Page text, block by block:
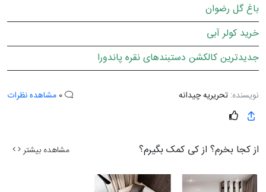
باغ گل رضوان
خرید کولر آبی
جدیدترین کالکشن دستبندهای نقره پاندورا
نویسنده: تحریریه چیدانه مشاهده نظرات
از کجا بخرم؟ از کی کمک بگیرم؟ مشاهده بیشتر